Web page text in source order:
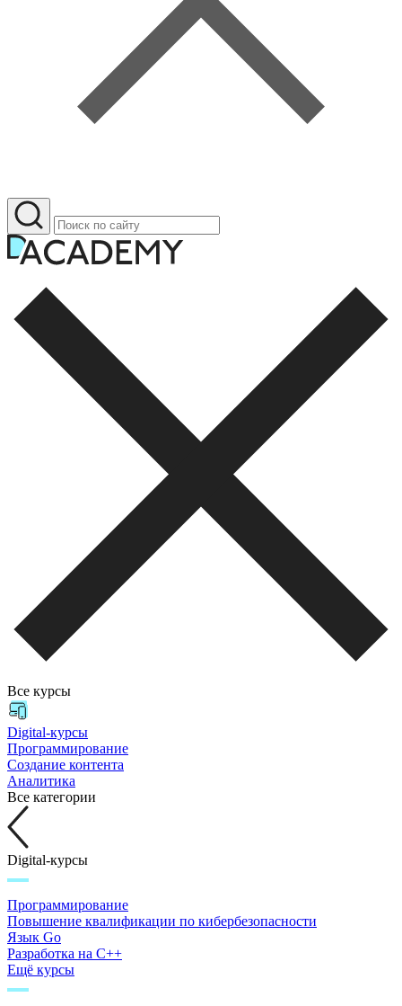
Все курсы
Digital-курсы
Программирование
Создание контента
Аналитика
Все категории
Digital-курсы
Программирование
Повышение квалификации по кибербезопасности
Язык Go
Разработка на C++
Ещё курсы